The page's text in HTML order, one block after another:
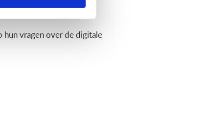
vragen over de digitale